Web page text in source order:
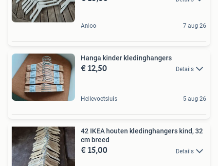
Anloo 7 aug 26
Hanga kinder kledinghangers
€ 12,50 Details
Hellevoetsluis 5 aug 26
42 IKEA houten kledinghangers kind, 32
cm breed
€ 15,00 Details